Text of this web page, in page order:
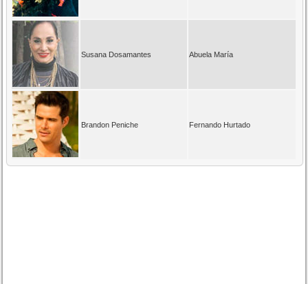
Susana Dosamantes Abuela María
Brandon Peniche Fernando Hurtado